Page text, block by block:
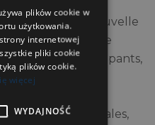
une
groupe, une nouvelle
nouvelle classe
joueurs, de participants,
joueurs qualifiés
structure. Une
aux normes légales,
plików cookie w
użytkowania.
internetowej
pliki cookie
plików cookie.
więcej
WYDAJNOŚĆ